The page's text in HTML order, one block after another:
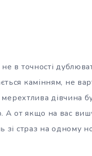
в точності
камінням, не
дівчина
от якщо на вас
зі страз на одному